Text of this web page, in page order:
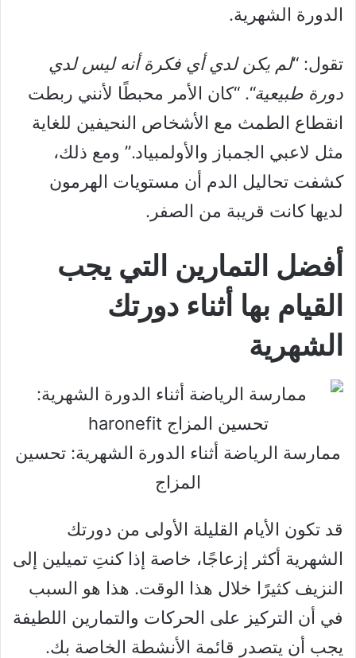
الدورة الشهرية.
تقول: “لم يكن لدي أي فكرة أنه ليس لدي
دورة طبيعية“. “كان الأمر محبطًا لأنني ربطت
انقطاع الطمث مع الأشخاص النحيفين للغاية
مثل لاعبي الجمباز والأولمبياد.” ومع ذلك،
كشفت تحاليل الدم أن مستويات الهرمون
لديها كانت قريبة من الصفر.
أفضل التمارين التي يجب
القيام بها أثناء دورتك
الشهرية
ممارسة الرياضة أثناء الدورة الشهرية: تحسين
المزاج
قد تكون الأيام القليلة الأولى من دورتك
الشهرية أكثر إزعاجًا، خاصة إذا كنتِ تميلين إلى
النزيف كثيرًا خلال هذا الوقت. هذا هو السبب
في أن التركيز على الحركات والتمارين اللطيفة
يجب أن يتصدر قائمة الأنشطة الخاصة بك.